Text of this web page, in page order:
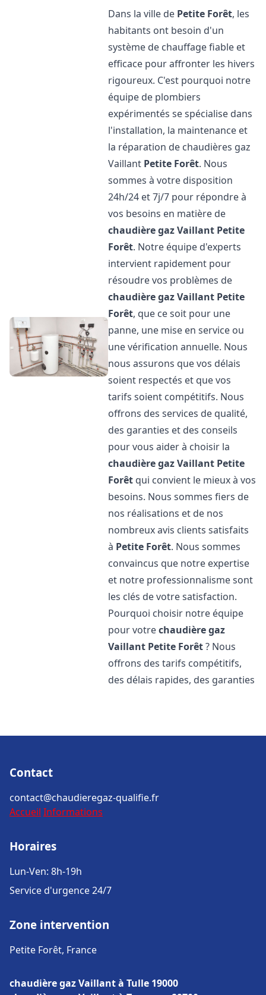
Dans la ville de Petite Forêt, les
habitants ont besoin d'un
système de chauffage fiable et
efficace pour affronter les hivers
rigoureux. C'est pourquoi notre
équipe de plombiers
expérimentés se spécialise dans
l'installation, la maintenance et
la réparation de chaudières gaz
Vaillant Petite Forêt. Nous
sommes à votre disposition
24h/24 et 7j/7 pour répondre à
vos besoins en matière de
chaudière gaz Vaillant Petite
Forêt. Notre équipe d'experts
intervient rapidement pour
résoudre vos problèmes de
chaudière gaz Vaillant Petite
Forêt, que ce soit pour une
panne, une mise en service ou
une vérification annuelle. Nous
nous assurons que vos délais
soient respectés et que vos
tarifs soient compétitifs. Nous
offrons des services de qualité,
des garanties et des conseils
pour vous aider à choisir la
chaudière gaz Vaillant Petite
Forêt qui convient le mieux à vos
besoins. Nous sommes fiers de
nos réalisations et de nos
nombreux avis clients satisfaits
à Petite Forêt. Nous sommes
convaincus que notre expertise
et notre professionnalisme sont
les clés de votre satisfaction.
Pourquoi choisir notre équipe
pour votrechaudière gaz
Vaillant Petite Forêt? Nous
offrons des tarifs compétitifs,
des délais rapides, des garanties
Contact
contact@chaudieregaz-qualifie.fr
Accueil Informations
Horaires
Lun-Ven: 8h-19h
Service d'urgence 24/7
Zone intervention
Petite Forêt, France
chaudière gaz Vaillant à Tulle 19000